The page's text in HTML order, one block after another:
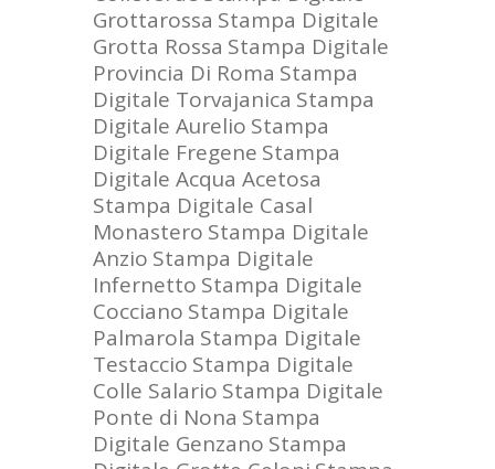
Grottarossa Stampa Digitale
Grotta Rossa Stampa Digitale
Provincia Di Roma Stampa
Digitale Torvajanica Stampa
Digitale Aurelio Stampa
Digitale Fregene Stampa
Digitale Acqua Acetosa
Stampa Digitale Casal
Monastero Stampa Digitale
Anzio Stampa Digitale
Infernetto Stampa Digitale
Cocciano Stampa Digitale
Palmarola Stampa Digitale
Testaccio Stampa Digitale
Colle Salario Stampa Digitale
Ponte di Nona Stampa
Digitale Genzano Stampa